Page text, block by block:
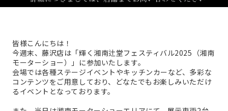
皆様こんにちは！
今週末、藤沢店は「輝く湘南辻堂フェスティバル2025（湘南
モーターショー）」に参加いたします。
会場では各種ステージイベントやキッチンカーなど、多彩な
コンテンツをご用意しており、どなたでもお楽しみいただけ
るイベントとなっております。